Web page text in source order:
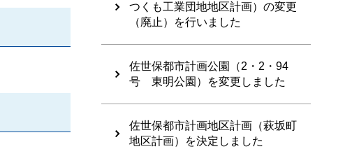
つくも工業団地地区計画）の変更
（廃止）を行いました
佐世保都市計画公園（2・2・94
号 東明公園）を変更しました
佐世保都市計画地区計画（萩坂町
地区計画）を決定しました